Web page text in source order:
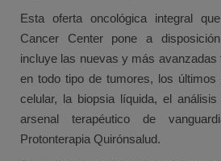
Esta oferta oncológica integral
Cancer Center pone a
incluye las nuevas y más avanzadas
en todo tipo de tumores, los últimos
celular, la biopsia líquida, el
arsenal terapéutico de
Protonterapia Quirónsalud.